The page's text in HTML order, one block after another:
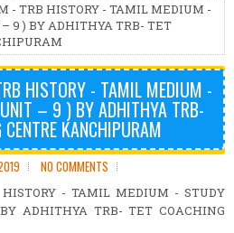
- TRB HISTORY - TAMIL MEDIUM -
9 ) BY ADHITHYA TRB- TET
HISTORY - TAMIL MEDIUM -
– 9 ) BY ADHITHYA TRB-
KANCHIPURAM
NO COMMENTS
- TAMIL MEDIUM - STUDY
ADHITHYA TRB- TET COACHING